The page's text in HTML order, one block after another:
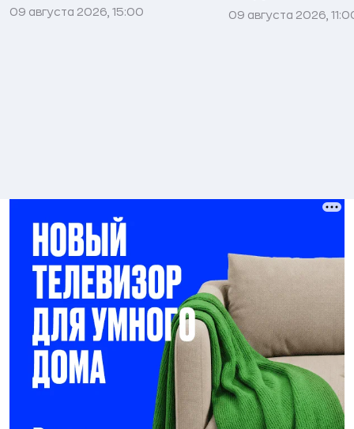
09 августа 2026, 15:00 09 августа 2026,